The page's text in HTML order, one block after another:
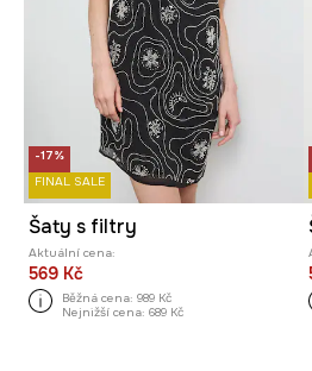
-17%
FINAL SALE
Šaty s filtry
Aktuální cena:
569 Kč
Běžná cena: 989 Kč
Nejnižší cena: 689 Kč